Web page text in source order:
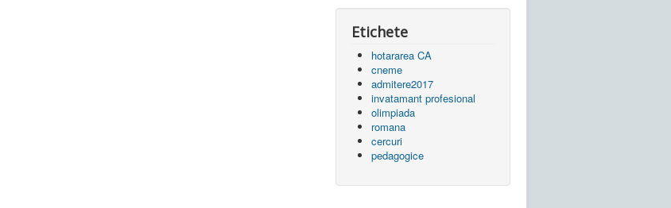
Etichete
hotararea CA
cneme
admitere2017
invatamant profesional
olimpiada
romana
cercuri
pedagogice